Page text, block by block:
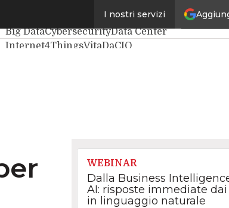
I nostri servizi
Intelligenza Artificiale
Big DataCybersecurityData Center
Internet4ThingsVitaDaCIO
WEBINAR
Dalla Business
AI: risposte immediate
in linguaggio naturale